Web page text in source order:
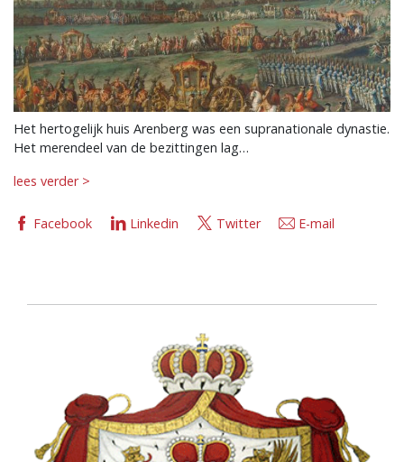
Het hertogelijk huis Arenberg was een supranationale dynastie.
Het merendeel van de bezittingen lag…
lees verder >
Facebook Linkedin Twitter E-mail